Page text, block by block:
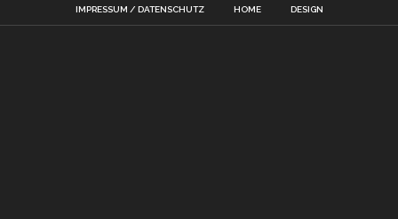
IMPRESSUM / DATENSCHUTZ HOME DESIGN